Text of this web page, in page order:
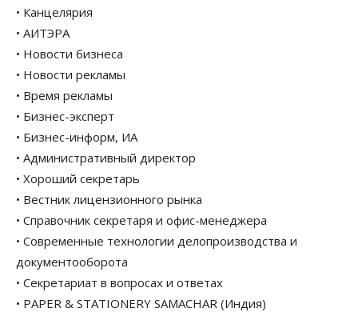
• Канцелярия
• АИТЭРА
• Новости бизнеса
• Новости рекламы
• Время рекламы
• Бизнес-эксперт
• Бизнес-информ, ИА
• Административный директор
• Хороший секретарь
• Вестник лицензионного рынка
• Справочник секретаря и офис-менеджера
• Современные технологии делопроизводства и
документооборота
• Секретариат в вопросах и ответах
• PAPER & STATIONERY SAMACHAR (Индия)